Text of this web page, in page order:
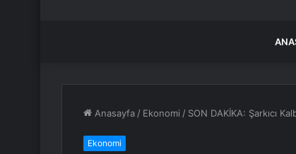
Anasayfa / Ekonomi / SON DAKİKA: Şarkıcı
Ekonomi